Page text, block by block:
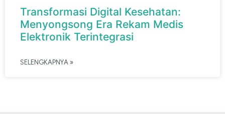
Transformasi Digital Kesehatan:
Menyongsong Era Rekam Medis
Elektronik Terintegrasi
SELENGKAPNYA »